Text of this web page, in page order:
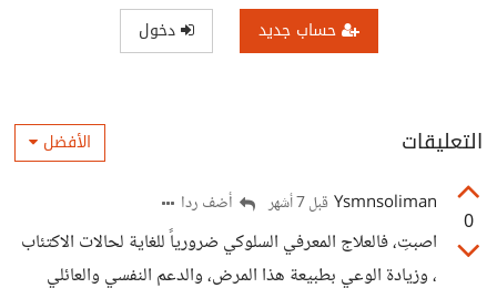
حساب جديد دخول
التعليقات الأفضل
0
Ysmnsoliman قبل 7 أشهر أضف ردا
اصبتِ، فالعلاج المعرفي السلوكي ضرورياً للغاية لحالات الاكتئاب
، وزيادة الوعي بطبيعة هذا المرض، والدعم النفسي والعائلي